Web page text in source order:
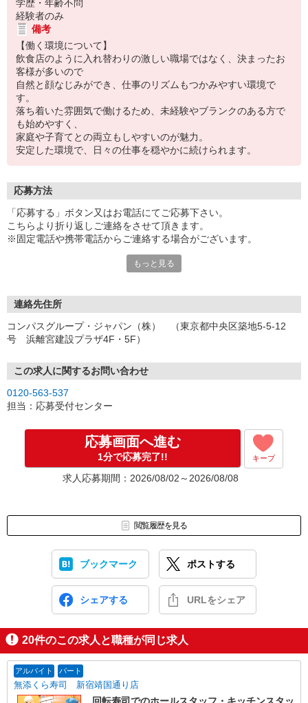
学歴・年齢不問
経験者のみ
備考
【働く環境について】
飲食店のように入れ替わりの激しい職場ではなく、決まったお
客様が多いので
自然と顔なじみができ、仕事のリズムもつかみやすい環境で
す。
落ち着いた雰囲気で働けるため、未経験やブランクのある方で
も始めやすく、
家庭や子育てとの両立もしやすいのが魅力。
安定した環境で、日々の仕事を穏やかに続けられます。
応募方法
「応募する」ボタン又はお電話にてご応募下さい。
こちらより折り返しご連絡をさせて頂きます。
※固定電話や携帯電話からご連絡する場合がございます。
［2］携帯のショートメッセージ（SMS）に質問フォームをお送り
メッセージに従ってご質問にご回答頂き、ご都合の良い面接日
程をご選択ください♪
連絡させて頂きます。
↓
［3］面接実施。履歴書（写真貼付）をお持ちください。
面接では仕事内容や職場についてなど、気になることやご希望は
［4］ 採用決定のご連絡。勤務開始日もお気軽にご相談ください。
【電話受付】
もっと見る
連絡先住所
コンパスグループ・ジャパン（株） （東京都中央区築地5-5-12
号 浜離宮建設プラザ4F・5F）
この求人に関するお問い合わせ
0120-563-537
担当：応募受付センター
応募画面へ進む
1分で応募完了!! キープ
求人応募期間：2026/08/02～2026/08/08
閲覧履歴を見る
ブックマーク ポストする
シェアする URLをシェア
20件のこの求人と職種が同じ求人
アルバイト パート
無添くら寿司 新宿靖国通り店